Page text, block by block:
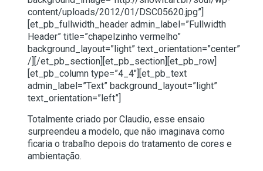
content/uploads/2012/01/DSC05620.jpg”]
[et_pb_fullwidth_header admin_label=”Fullwidth
Header” title=”chapelzinho vermelho”
background_layout=”light” text_orientation=”center”
/][/et_pb_section][et_pb_section][et_pb_row]
[et_pb_column type=”4_4″][et_pb_text
admin_label=”Text” background_layout=”light”
text_orientation=”left”]
Totalmente criado por Claudio, esse ensaio
surpreendeu a modelo, que não imaginava como
ficaria o trabalho depois do tratamento de cores e
ambientação.